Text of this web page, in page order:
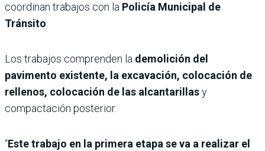
coordinan trabajos con la Policía Municipal de
Tránsito
Los trabajos comprenden la demolición del
pavimento existente, la excavación, colocación de
rellenos, colocación de las alcantarillasy
compactación posterior.
“Este trabajo en la primera etapa se va a realizar el